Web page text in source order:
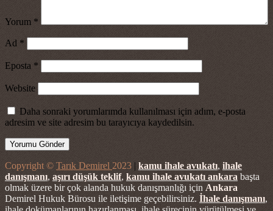
Yorum *
Ad *
Eposta *
Website
Daha sonraki yorumlarımda kullanılması için adım, e-posta
adresim ve site adresim bu tarayıcıya kaydedilsin.
Copyright © Tarık Demirel 2023 | kamu ihale avukatı, ihale
danışmanı, aşırı düşük teklif, kamu ihale avukatı ankara başta
olmak üzere bir çok alanda hukuk danışmanlığı için Ankara
Demirel Hukuk Bürosu ile iletişime geçebilirsiniz. İhale danışmanı,